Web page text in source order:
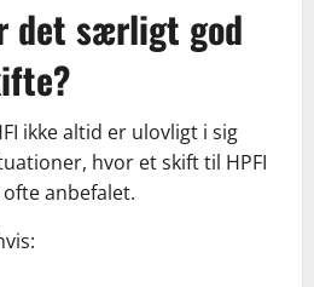
det særligt god
ikke altid er ulovligt i sig
hvor et skift til HPFI
anbefalet.